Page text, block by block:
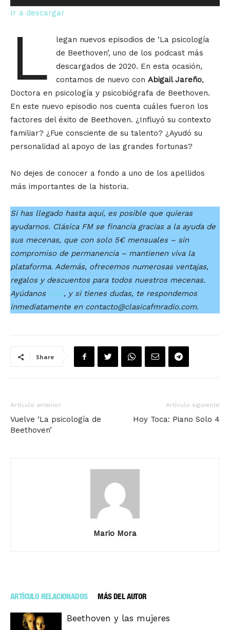
de
audio
Ir a descargar
L
legan nuevos episodios de ‘La psicología
de Beethoven’, uno de los podcast más
descargados de 2020. En esta ocasión,
contamos de nuevo con Abigail Jareño,
Doctora en psicología y psicobiógrafa de Beethoven.
En este nuevo episodio nos cuenta cuáles fueron los
factores del éxito de Beethoven. ¿Influyó su contexto
familiar? ¿Fue consciente de su talento? ¿Ayudó su
personalidad al apoyo de las grandes fortunas?
No dejes de conocer a fondo a uno de los apellidos
más importantes de la historia.
Si has llegado hasta aquí, es posible que quieras
ayudarnos. Clásica FM se financia gracias a la ayuda de
sus mecenas, que con solo 5€ mensuales – sin
compromiso de permanencia – mantienen viva la
plataforma. Además, ofrecemos numerosas ventajas,
regalos y descuentos para todos nuestros mecenas.
Ayúdanos aquí, y si tienes dudas, te respondemos
inmediatamente en contacto@clasicafmradio.com.
Share
Artículo anterior
Vuelve ‘La psicología de
Beethoven’
Artículo siguiente
Hoy Toca: Piano Solo 4
Mario Mora
ARTÍCULO RELACIONADOS MÁS DEL AUTOR
Beethoven y las mujeres